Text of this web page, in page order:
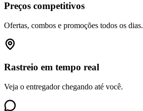
Preços competitivos
Ofertas, combos e promoções todos os dias.
Rastreio em tempo real
Veja o entregador chegando até você.